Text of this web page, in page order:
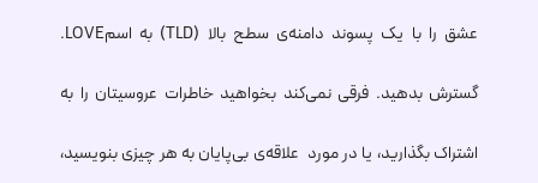
عشق را با یک پسوند دامنه‌ی سطح بالا (TLD) به اسم .LOVE
گسترش بدهید. فرقی نمی‌کند بخواهید خاطرات عروسیتان را به
اشتراک بگذارید، یا در مورد علاقه‌‌ی بی‌پایان به هر چیزی بنویسید،